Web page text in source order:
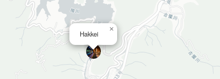
Hakkei
×